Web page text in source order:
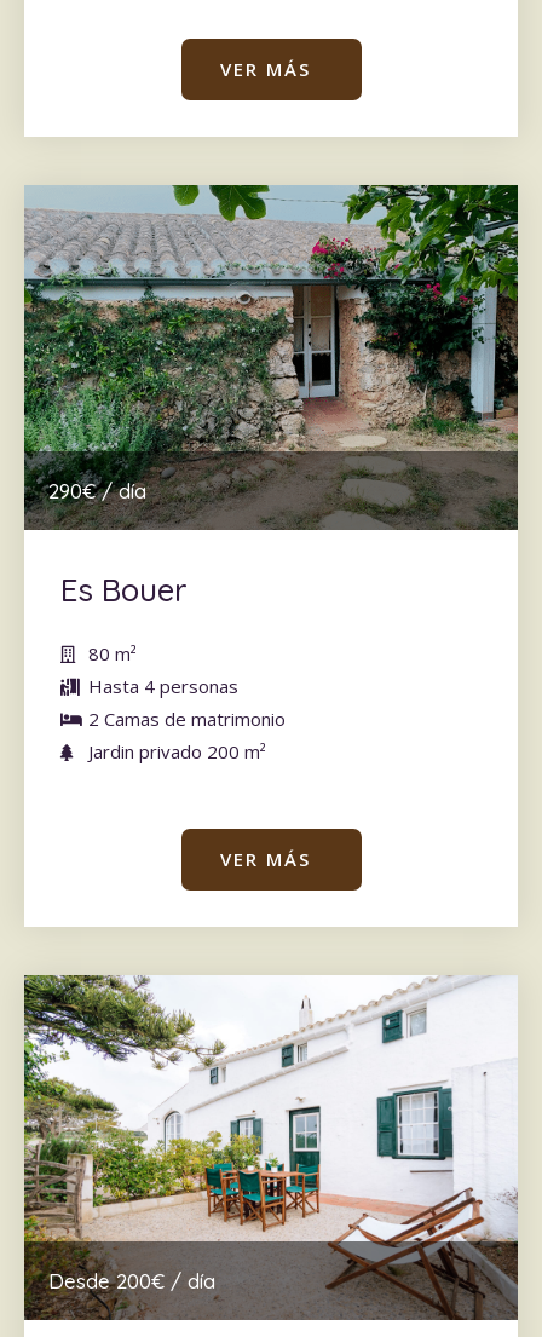
VER MÁS
290€ / día
Es Bouer
80 m²
Hasta 4 personas
2 Camas de matrimonio
Jardin privado 200 m²
VER MÁS
Desde 200€ / día